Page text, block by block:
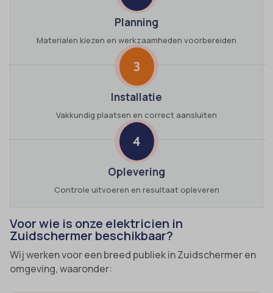
Planning
Materialen kiezen en werkzaamheden voorbereiden
3
Installatie
Vakkundig plaatsen en correct aansluiten
4
Oplevering
Controle uitvoeren en resultaat opleveren
Voor wie is onze elektricien in
Zuidschermer beschikbaar?
Wij werken voor een breed publiek in Zuidschermer en
omgeving, waaronder: